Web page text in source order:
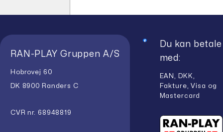
RAN-PLAY Gruppen A/S
Hobrovej 60
DK 8900 Randers C
CVR nr. 68948819
Du kan betale
med:
EAN, DKK,
Fakture, Visa og
Mastercard